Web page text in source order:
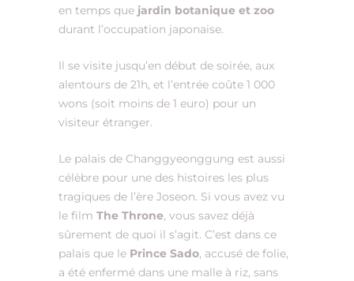
en temps que jardin botanique et zoo
durant l’occupation japonaise.
Il se visite jusqu’en début de soirée, aux
alentours de 21h, et l’entrée coûte 1 000
wons (soit moins de 1 euro) pour un
visiteur étranger.
Le palais de Changgyeonggung est aussi
célèbre pour une des histoires les plus
tragiques de l’ère Joseon. Si vous avez vu
le film The Throne, vous savez déjà
sûrement de quoi il s’agit. C’est dans ce
palais que le Prince Sado, accusé de folie,
a été enfermé dans une malle à riz, sans